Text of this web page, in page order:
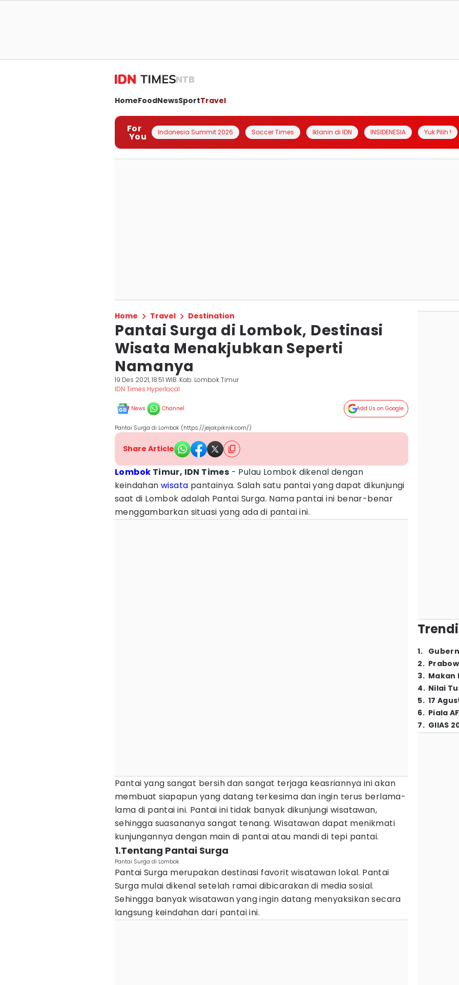
NTB
HomeFoodNewsSportTravel
For
You Indonesia Summit 2026 Soccer Times Iklanin di IDN INSIDENESIA Yuk Pilih !
Home Travel Destination
Pantai Surga di Lombok, Destinasi
Wisata Menakjubkan Seperti
Namanya
19 Des 2021, 18:51 WIB Kab. Lombok Timur
IDN Times Hyperlocal
News Channel Add Us on Google
Pantai Surga di Lombok (https://jejakpiknik.com/)
Share Article
Lombok Timur, IDN Times - Pulau Lombok dikenal dengan
keindahanwisata pantainya. Salah satu pantai yang dapat dikunjungi
saat di Lombok adalah Pantai Surga. Nama pantai ini benar-benar
menggambarkan situasi yang ada di pantai ini.
Pantai yang sangat bersih dan sangat terjaga keasriannya ini akan
membuat siapapun yang datang terkesima dan ingin terus berlama-
lama di pantai ini. Pantai ini tidak banyak dikunjungi wisatawan,
sehingga suasananya sangat tenang. Wisatawan dapat menikmati
kunjungannya dengan main di pantai atau mandi di tepi pantai.
1.Tentang Pantai Surga
Pantai Surga di Lombok
Pantai Surga merupakan destinasi favorit wisatawan lokal. Pantai
Surga mulai dikenal setelah ramai dibicarakan di media sosial.
Sehingga banyak wisatawan yang ingin datang menyaksikan secara
langsung keindahan dari pantai ini.
1.
2.
3. Makan
4. Nilai
5. 17
6. Piala
7. GIIAS